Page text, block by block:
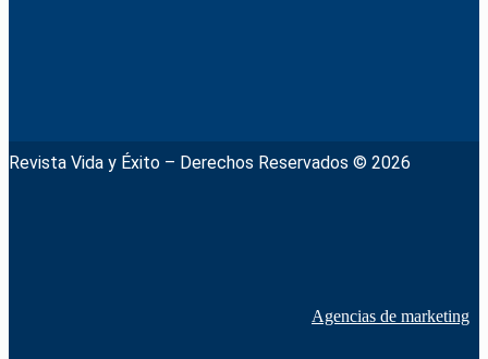
Revista Vida y Éxito – Derechos Reservados © 2026
Agencias de marketing